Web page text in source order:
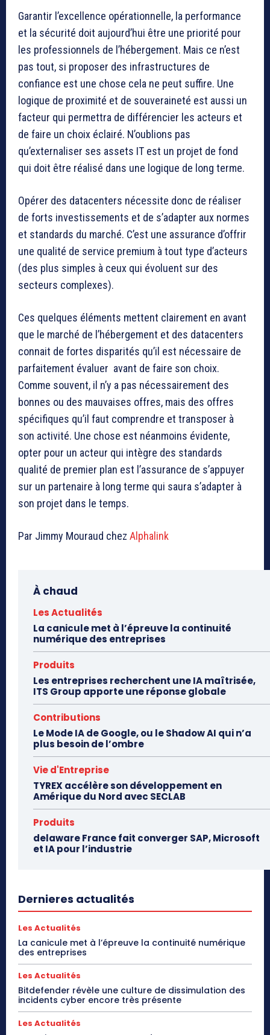
Garantir l’excellence opérationnelle, la performance
et la sécurité doit aujourd’hui être une priorité pour
les professionnels de l’hébergement. Mais ce n’est
pas tout, si proposer des infrastructures de
confiance est une chose cela ne peut suffire. Une
logique de proximité et de souveraineté est aussi un
facteur qui permettra de différencier les acteurs et
de faire un choix éclairé. N’oublions pas
qu’externaliser ses assets IT est un projet de fond
qui doit être réalisé dans une logique de long terme.
Opérer des datacenters nécessite donc de réaliser
de forts investissements et de s’adapter aux normes
et standards du marché. C’est une assurance d’offrir
une qualité de service premium à tout type d’acteurs
(des plus simples à ceux qui évoluent sur des
secteurs complexes).
Ces quelques éléments mettent clairement en avant
que le marché de l’hébergement et des datacenters
connait de fortes disparités qu’il est nécessaire de
parfaitement évaluer avant de faire son choix.
Comme souvent, il n’y a pas nécessairement des
bonnes ou des mauvaises offres, mais des offres
spécifiques qu’il faut comprendre et transposer à
son activité. Une chose est néanmoins évidente,
opter pour un acteur qui intègre des standards
qualité de premier plan est l’assurance de s’appuyer
sur un partenaire à long terme qui saura s’adapter à
son projet dans le temps.
Par Jimmy Mouraud chez Alphalink
À chaud
Les Actualités
La canicule met à l’épreuve la continuité
numérique des entreprises
Produits
Les entreprises recherchent une IA maîtrisée,
ITS Group apporte une réponse globale
Contributions
Le Mode IA de Google, ou le Shadow AI qui n’a
plus besoin de l’ombre
Vie d'Entreprise
TYREX accélère son développement en
Amérique du Nord avec SECLAB
Produits
delaware France fait converger SAP, Microsoft
et IA pour l’industrie
Dernieres actualités
Les Actualités
La canicule met à l’épreuve la continuité numérique
des entreprises
Les Actualités
Bitdefender révèle une culture de dissimulation des
incidents cyber encore très présente
Les Actualités